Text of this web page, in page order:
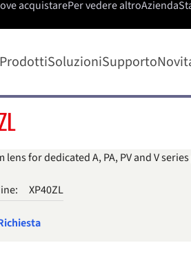
ProdottiSoluzioniSupporto
acquistarePer vedere altroAzienda
lens for dedicated A, PA, PV and V
XP40ZL